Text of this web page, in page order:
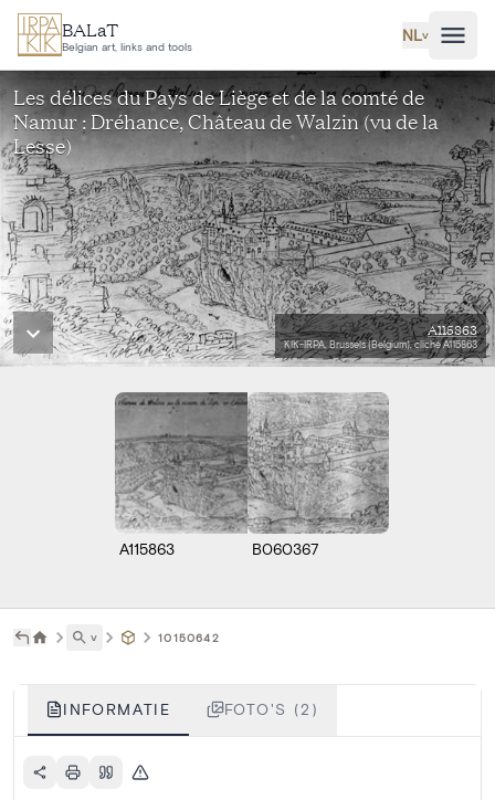
Ga naar hoofdinhoud
BALaT
Belgian art, links and tools
NL˅
Les délices du Pays de Liège et de la comté de
Namur : Dréhance, Château de Walzin (vu de la
Lesse)
A115863
KIK-IRPA, Brussels (Belgium), cliché A115863
A115863 B060367
˅ 10150642
INFORMATIE FOTO'S (2)